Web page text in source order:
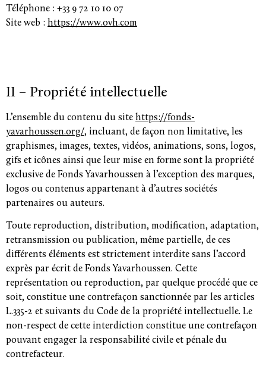
Téléphone : +33 9 72 10 10 07
Site web : https://www.ovh.com
II – Propriété intellectuelle
L’ensemble du contenu du site https://fonds-
yavarhoussen.org/, incluant, de façon non limitative, les
graphismes, images, textes, vidéos, animations, sons, logos,
gifs et icônes ainsi que leur mise en forme sont la propriété
exclusive de Fonds Yavarhoussen à l’exception des marques,
logos ou contenus appartenant à d’autres sociétés
partenaires ou auteurs.
Toute reproduction, distribution, modification, adaptation,
retransmission ou publication, même partielle, de ces
différents éléments est strictement interdite sans l’accord
exprès par écrit de Fonds Yavarhoussen. Cette
représentation ou reproduction, par quelque procédé que ce
soit, constitue une contrefaçon sanctionnée par les articles
L.335-2 et suivants du Code de la propriété intellectuelle. Le
non-respect de cette interdiction constitue une contrefaçon
pouvant engager la responsabilité civile et pénale du
contrefacteur.